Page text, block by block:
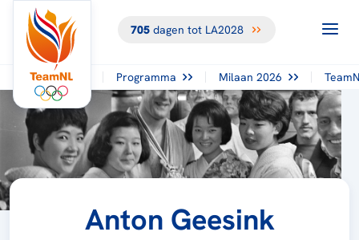
705dagen tot LA2028
Programma Milaan 2026
Anton Geesink